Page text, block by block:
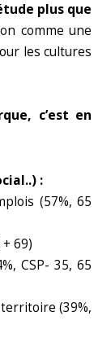
plus que
comme une
les cultures
c’est en
:
(57%, 65
69)
CSP- 35, 65
(39%,